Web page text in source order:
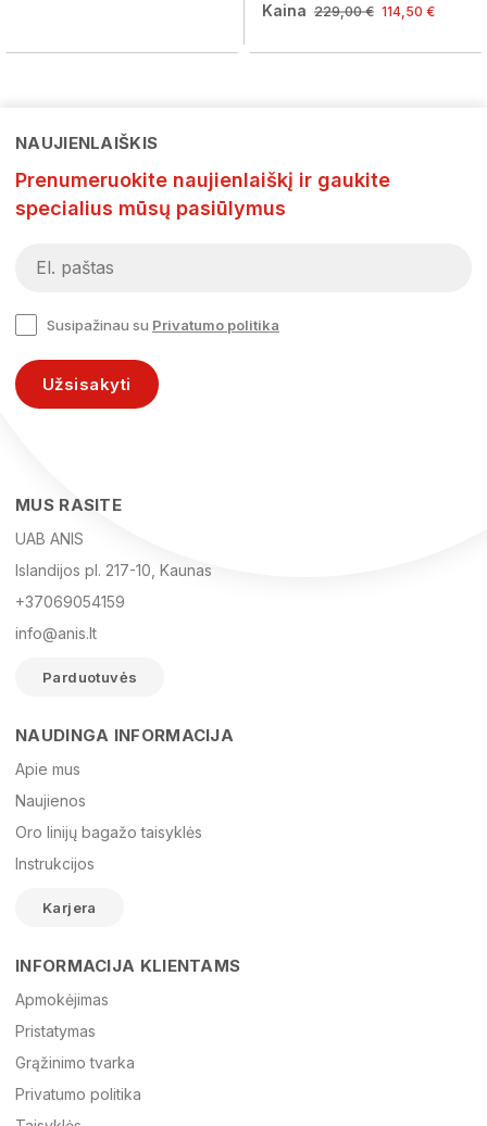
Kaina 229,00 € 114,50 €
El. paštas
Žinutė
NAUJIENLAIŠKIS
Prenumeruokite naujienlaiškį ir gaukite
specialius mūsų pasiūlymus
Susipažinau su Privatumo politika
Užsisakyti
MUS RASITE
UAB ANIS
Islandijos pl. 217-10, Kaunas
+37069054159
info@anis.lt
Parduotuvės
NAUDINGA INFORMACIJA
Apie mus
Naujienos
Oro linijų bagažo taisyklės
Instrukcijos
Karjera
INFORMACIJA KLIENTAMS
Apmokėjimas
Pristatymas
Grąžinimo tvarka
Privatumo politika